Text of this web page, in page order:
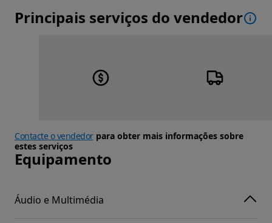
Principais serviços do vendedor
Contacte o vendedorpara obter mais informações sobre
estes serviços
Equipamento
Áudio e Multimédia